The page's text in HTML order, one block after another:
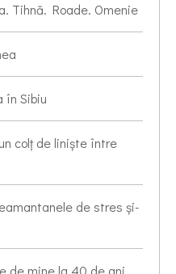
Tihnă. Roade. Omenie
în Sibiu
colț de liniște între
de stres și-
de mine la 40 de ani